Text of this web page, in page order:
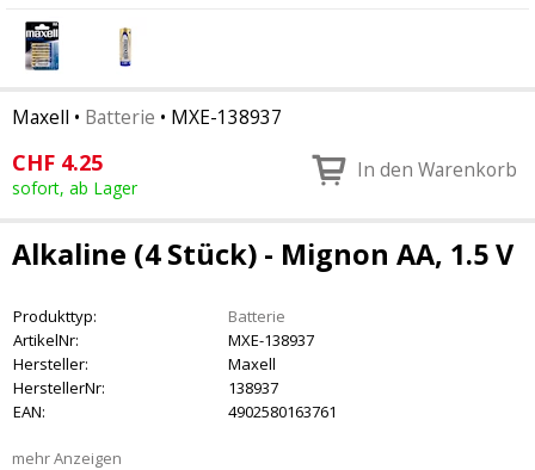
Maxell • Batterie • MXE-138937
CHF 4.25
sofort, ab Lager
In den Warenkorb
Alkaline (4 Stück) - Mignon AA, 1.5 V
Produkttyp:
Batterie
ArtikelNr:
MXE-138937
Hersteller:
Maxell
HerstellerNr:
138937
EAN:
4902580163761
mehr Anzeigen